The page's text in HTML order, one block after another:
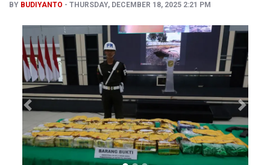
BY BUDIYANTO THURSDAY, DECEMBER 18, 2025 2:21 PM
Previous Next